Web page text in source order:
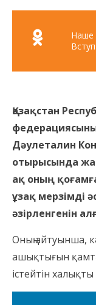
Наше
Қазақстан
Дәулеталин
отырысында
ақ оның
ұзақ мерзімді
әзірленгенін
Оның айтуынша,
ашықтығын
істейтін